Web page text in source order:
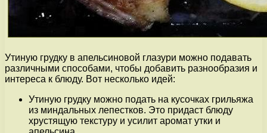
Утиную грудку в апельсиновой глазури можно подавать
различными способами, чтобы добавить разнообразия и
интереса к блюду. Вот несколько идей:
Утиную грудку можно подать на кусочках грильяжа
из миндальных лепестков. Это придаст блюду
хрустящую текстуру и усилит аромат утки и